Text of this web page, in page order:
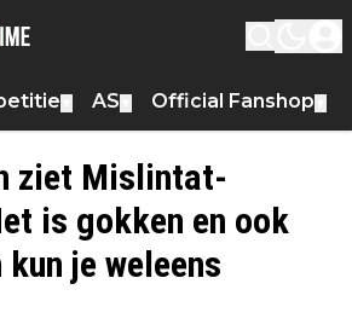
AS Official Fanshop
ziet Mislintat-
is gokken en ook
je weleens